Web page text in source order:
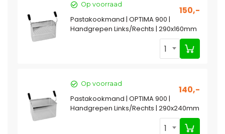
Op voorraad
150,-
Pastakookmand | OPTIMA 900 |
Handgrepen Links/Rechts | 290x160mm
1
Op voorraad
140,-
Pastakookmand | OPTIMA 900 |
Handgrepen Links/Rechts | 290x240mm
1